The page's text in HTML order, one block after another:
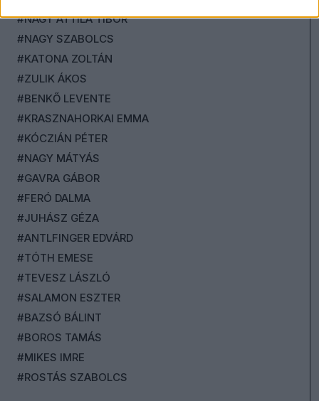
#NAGY ATTILA TIBOR
#NAGY SZABOLCS
#KATONA ZOLTÁN
#ZULIK ÁKOS
#BENKŐ LEVENTE
#KRASZNAHORKAI EMMA
#KÓCZIÁN PÉTER
#NAGY MÁTYÁS
#GAVRA GÁBOR
#FERÓ DALMA
#JUHÁSZ GÉZA
#ANTLFINGER EDVÁRD
#TÓTH EMESE
#TEVESZ LÁSZLÓ
#SALAMON ESZTER
#BAZSÓ BÁLINT
#BOROS TAMÁS
#MIKES IMRE
#ROSTÁS SZABOLCS